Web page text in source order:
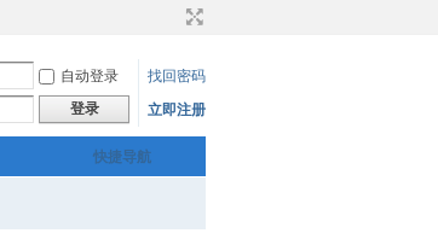
自动登录
找回密码
登录 立即注册
快捷导航